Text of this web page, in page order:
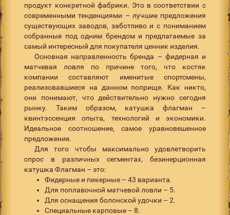
продукт конкретной фабрики. Это в соответствии с
современными тенденциями – лучшие предложения
существующих заводов, заботливо и с пониманием
собранные под одним брендом и предлагаемые за
самый интересный для покупателя ценник изделия.
Основная направленность бренда – фидерная и
матчевая ловля по причине того, что костяк
компании составляют именитые спортсмены,
реализовавшиеся на данном поприще. Как никто,
они понимают, что действительно нужно сегодня
рынку. Таким образом, катушка флагман –
квинтэссенция опыта, технологий и экономики.
Идеальное соотношение, самое уравновешенное
предложение.
Для того чтобы максимально удовлетворить
спрос в различных сегментах, безинерционная
катушка Флагман – это:
Фидерные и пикерные – 43 варианта.
Для поплавочной матчевой ловли – 5.
Для оснащения болонской удочки – 2.
Специальные карповые – 8.